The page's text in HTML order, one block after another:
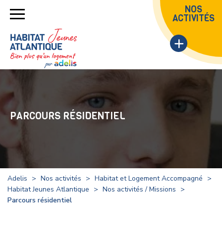
NOS
ACTIVITÉS
PARCOURS RÉSIDENTIEL
Adelis > Nos activités > Habitat et Logement Accompagné >
Habitat Jeunes Atlantique > Nos activités / Missions >
Parcours résidentiel